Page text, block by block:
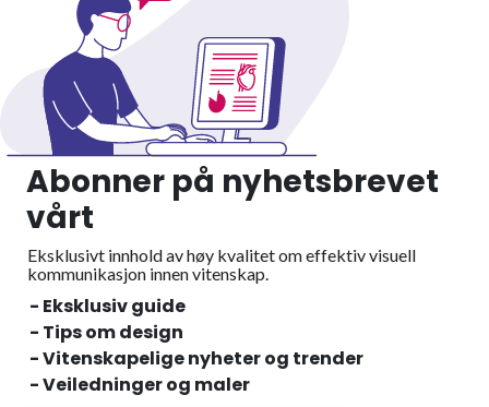
Abonner på nyhetsbrevet
vårt
Eksklusivt innhold av høy kvalitet om effektiv visuell
kommunikasjon innen vitenskap.
- Eksklusiv guide
- Tips om design
- Vitenskapelige nyheter og trender
- Veiledninger og maler